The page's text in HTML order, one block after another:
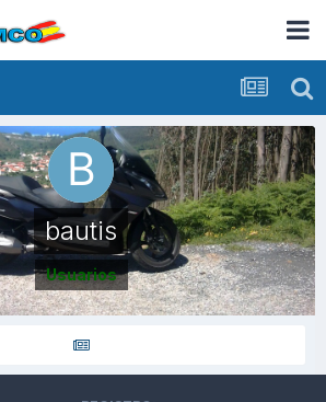
bautis
Usuarios